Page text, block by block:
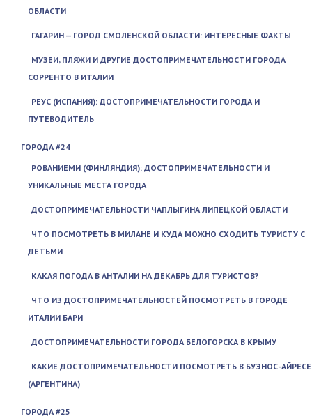
ОБЛАСТИ
ГАГАРИН — ГОРОД СМОЛЕНСКОЙ ОБЛАСТИ: ИНТЕРЕСНЫЕ ФАКТЫ
МУЗЕИ, ПЛЯЖИ И ДРУГИЕ ДОСТОПРИМЕЧАТЕЛЬНОСТИ ГОРОДА
СОРРЕНТО В ИТАЛИИ
РЕУС (ИСПАНИЯ): ДОСТОПРИМЕЧАТЕЛЬНОСТИ ГОРОДА И
ПУТЕВОДИТЕЛЬ
ГОРОДА #24
РОВАНИЕМИ (ФИНЛЯНДИЯ): ДОСТОПРИМЕЧАТЕЛЬНОСТИ И
УНИКАЛЬНЫЕ МЕСТА ГОРОДА
ДОСТОПРИМЕЧАТЕЛЬНОСТИ ЧАПЛЫГИНА ЛИПЕЦКОЙ ОБЛАСТИ
ЧТО ПОСМОТРЕТЬ В МИЛАНЕ И КУДА МОЖНО СХОДИТЬ ТУРИСТУ С
ДЕТЬМИ
КАКАЯ ПОГОДА В АНТАЛИИ НА ДЕКАБРЬ ДЛЯ ТУРИСТОВ?
ЧТО ИЗ ДОСТОПРИМЕЧАТЕЛЬНОСТЕЙ ПОСМОТРЕТЬ В ГОРОДЕ
ИТАЛИИ БАРИ
ДОСТОПРИМЕЧАТЕЛЬНОСТИ ГОРОДА БЕЛОГОРСКА В КРЫМУ
КАКИЕ ДОСТОПРИМЕЧАТЕЛЬНОСТИ ПОСМОТРЕТЬ В БУЭНОС-АЙРЕСЕ
(АРГЕНТИНА)
ГОРОДА #25